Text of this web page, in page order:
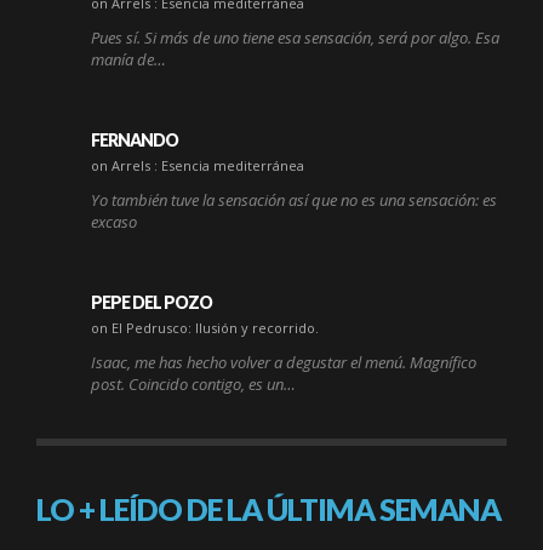
Pues sí. Si más de uno tiene esa sensación, será por algo. Esa
manía de…
FERNANDO
on Arrels : Esencia mediterránea
Yo también tuve la sensación así que no es una sensación: es
excaso
PEPE DEL POZO
on El Pedrusco: Ilusión y recorrido.
Isaac, me has hecho volver a degustar el menú. Magnífico
post. Coincido contigo, es un…
LO + LEÍDO DE LA ÚLTIMA SEMANA